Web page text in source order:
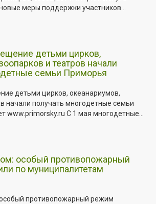
меры поддержки участников...
детьми цирков,
и театров начали
семьи Приморья
детьми цирков, океанариумов,
начали получать многодетные семьи
www.primorsky.ru С 1 мая многодетные...
особый противопожарный
по муниципалитетам
противопожарный режим